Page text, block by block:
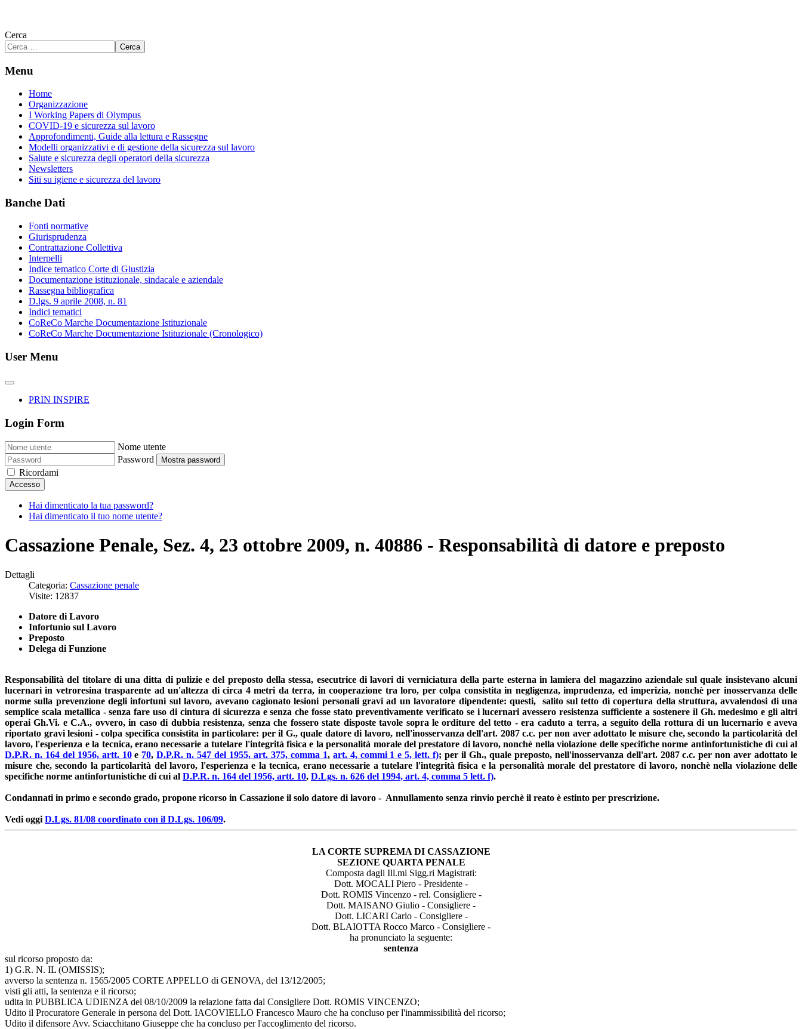
Cerca
Cerca
Menu
Home
Organizzazione
I Working Papers di Olympus
COVID-19 e sicurezza sul lavoro
Approfondimenti, Guide alla lettura e Rassegne
Modelli organizzativi e di gestione della sicurezza sul lavoro
Salute e sicurezza degli operatori della sicurezza
Newsletters
Siti su igiene e sicurezza del lavoro
Banche Dati
Fonti normative
Giurisprudenza
Contrattazione Collettiva
Interpelli
Indice tematico Corte di Giustizia
Documentazione istituzionale, sindacale e aziendale
Rassegna bibliografica
D.lgs. 9 aprile 2008, n. 81
Indici tematici
CoReCo Marche Documentazione Istituzionale
CoReCo Marche Documentazione Istituzionale (Cronologico)
User Menu
PRIN INSPIRE
Login Form
Nome utente
Password
Mostra password
Ricordami
Accesso
Hai dimenticato la tua password?
Hai dimenticato il tuo nome utente?
Cassazione Penale, Sez. 4, 23 ottobre 2009, n. 40886 - Responsabilità di datore e preposto
Dettagli
Categoria: Cassazione penale
Visite: 12837
Datore di Lavoro
Infortunio sul Lavoro
Preposto
Delega di Funzione
Responsabilità del titolare di una ditta di pulizie e del preposto della stessa, esecutrice di lavori di verniciatura della parte esterna in lamiera del magazzino aziendale sul quale insistevano alcuni
lucernari in vetroresina trasparente ad un'altezza di circa 4 metri da terra, in cooperazione tra loro, per colpa consistita in negligenza, imprudenza, ed imperizia, nonchè per inosservanza delle
norme sulla prevenzione degli infortuni sul lavoro, avevano cagionato lesioni personali gravi ad un lavoratore dipendente: questi, salito sul tetto di copertura della struttura, avvalendosi di una
semplice scala metallica - senza fare uso di cintura di sicurezza e senza che fosse stato preventivamente verificato se i lucernari avessero resistenza sufficiente a sostenere il Gh. medesimo e gli altri
operai Gh.Vi. e C.A., ovvero, in caso di dubbia resistenza, senza che fossero state disposte tavole sopra le orditure del tetto - era caduto a terra, a seguito della rottura di un lucernario e aveva
riportato gravi lesioni - colpa specifica consistita in particolare: per il G., quale datore di lavoro, nell'inosservanza dell'art. 2087 c.c. per non aver adottato le misure che, secondo la particolarità del
lavoro, l'esperienza e la tecnica, erano necessarie a tutelare l'integrità fisica e la personalità morale del prestatore di lavoro, nonchè nella violazione delle specifiche norme antinfortunistiche di cui al
D.P.R. n. 164 del 1956, artt. 10e 70,D.P.R. n. 547 del 1955, art. 375, comma 1, art. 4, commi 1 e 5, lett. f); per il Gh., quale preposto, nell'inosservanza dell'art. 2087 c.c. per non aver adottato le
misure che, secondo la particolarità del lavoro, l'esperienza e la tecnica, erano necessarie a tutelare l'integrità fisica e la personalità morale del prestatore di lavoro, nonchè nella violazione delle
specifiche norme antinfortunistiche di cui al D.P.R. n. 164 del 1956, artt. 10, D.Lgs. n. 626 del 1994, art. 4, comma 5 lett. f).
Condannati in primo e secondo grado, propone ricorso in Cassazione il solo datore di lavoro - Annullamento senza rinvio perchè il reato è estinto per prescrizione.
Vedi oggi D.Lgs. 81/08 coordinato con il D.Lgs. 106/09.
LA CORTE SUPREMA DI CASSAZIONE
SEZIONE QUARTA PENALE
Composta dagli Ill.mi Sigg.ri Magistrati:
Dott. MOCALI Piero - Presidente -
Dott. ROMIS Vincenzo - rel. Consigliere -
Dott. MAISANO Giulio - Consigliere -
Dott. LICARI Carlo - Consigliere -
Dott. BLAIOTTA Rocco Marco - Consigliere -
ha pronunciato la seguente:
sentenza
sul ricorso proposto da:
1) G.R. N. IL (OMISSIS);
avverso la sentenza n. 1565/2005 CORTE APPELLO di GENOVA, del 13/12/2005;
visti gli atti, la sentenza e il ricorso;
udita in PUBBLICA UDIENZA del 08/10/2009 la relazione fatta dal Consigliere Dott. ROMIS VINCENZO;
Udito il Procuratore Generale in persona del Dott. IACOVIELLO Francesco Mauro che ha concluso per l'inammissibilità del ricorso;
Udito il difensore Avv. Sciacchitano Giuseppe che ha concluso per l'accoglimento del ricorso.